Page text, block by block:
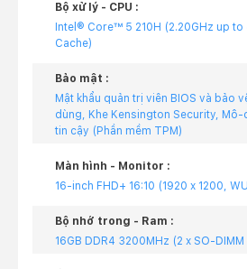
Bộ xử lý - CPU :
Intel® Core™ 5 210H (2.20GHz up to
Cache)
Bảo mật :
Mật khẩu quản trị viên BIOS và bảo
dùng, Khe Kensington Security, Mô-
tin cậy (Phần mềm TPM)
Màn hình - Monitor :
16-inch FHD+ 16:10 (1920 x 1200,
Bộ nhớ trong - Ram :
16GB DDR4 3200MHz (2 x SO-